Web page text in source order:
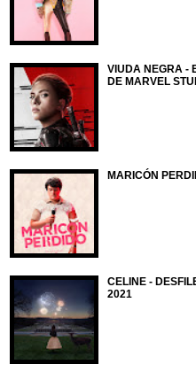
VIUDA NEGRA -
DE MARVEL
MARICÓN
CELINE -
2021